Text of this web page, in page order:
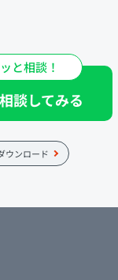
て作ったもの
サイトでし
と相談！
談してみる
ウンロード